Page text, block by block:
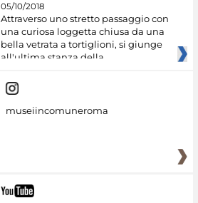
05/10/2018
Attraverso uno stretto passaggio con
una curiosa loggetta chiusa da una
bella vetrata a tortiglioni, si giunge
all'ultima stanza della
museiincomuneroma